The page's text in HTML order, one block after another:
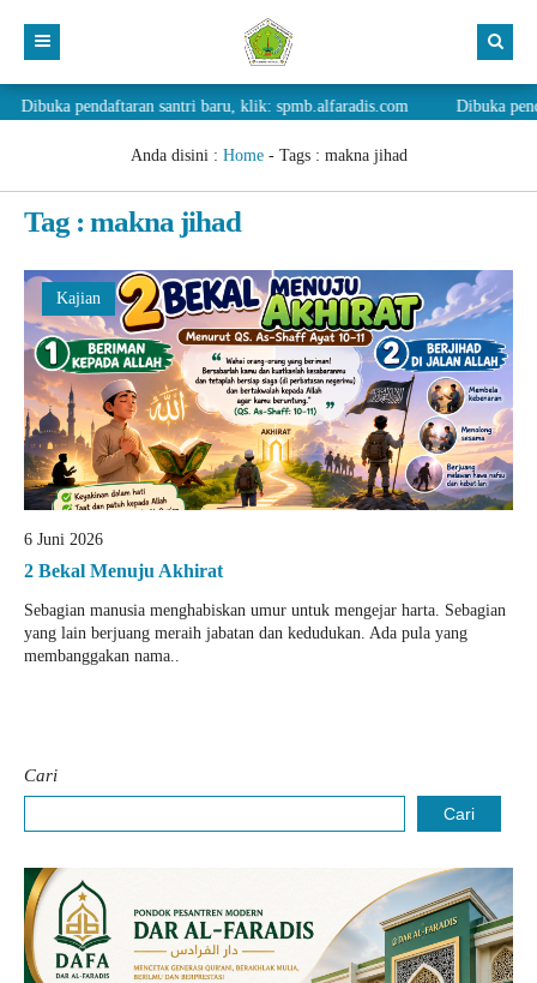
YAYASAN
SMP IT
MADRASAH ALIYAH
SPMB
KEGIATAN
TATA TERTIB
DONASI
pendaftaran santri baru, klik: spmb.alfaradis.com Dibuka
Anda disini : Home- Tags : makna jihad
Tag : makna jihad
Kajian
6 Juni 2026
2 Bekal Menuju Akhirat
Sebagian manusia menghabiskan umur untuk mengejar harta. Sebagian
yang lain berjuang meraih jabatan dan kedudukan. Ada pula yang
membanggakan nama..
Cari
Cari